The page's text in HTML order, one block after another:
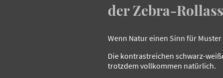
der Zebra-
Wenn Natur einen Sinn für
Die kontrastreichen schwarz-
trotzdem vollkommen natürlich.